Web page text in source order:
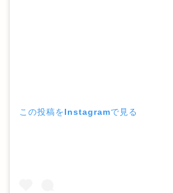
この投稿をInstagramで見る